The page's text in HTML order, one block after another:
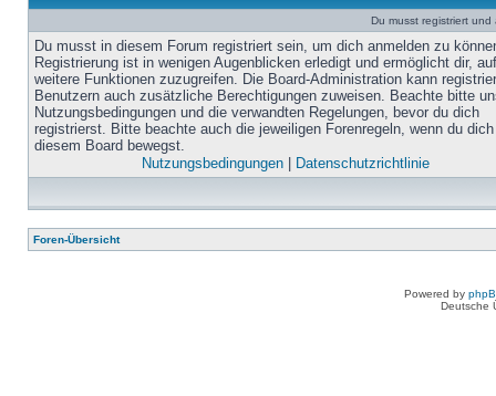
Du musst registriert
Du musst in diesem Forum registriert sein, um dich anmelden zu
Registrierung ist in wenigen Augenblicken erledigt und ermöglicht dir, auf
weitere Funktionen zuzugreifen. Die Board-Administration kann
Benutzern auch zusätzliche Berechtigungen zuweisen. Beachte bitte
Nutzungsbedingungen und die verwandten Regelungen, bevor du dich
registrierst. Bitte beachte auch die jeweiligen Forenregeln, wenn du
diesem Board bewegst.
Nutzungsbedingungen| Datenschutzrichtlinie
Foren-Übersicht
Powered by
Deutsche